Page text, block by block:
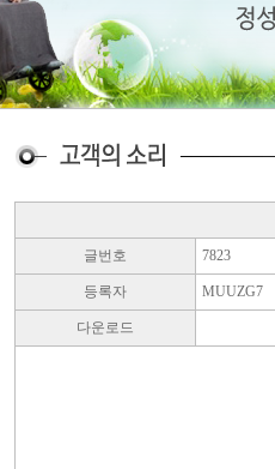
글번호 7823
등록자 MUUZG7
다운로드